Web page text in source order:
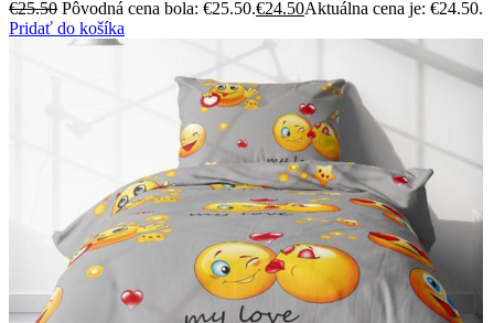
€25.50 Pôvodná cena bola: €25.50.€24.50Aktuálna cena je: €24.50.
Pridať do košíka